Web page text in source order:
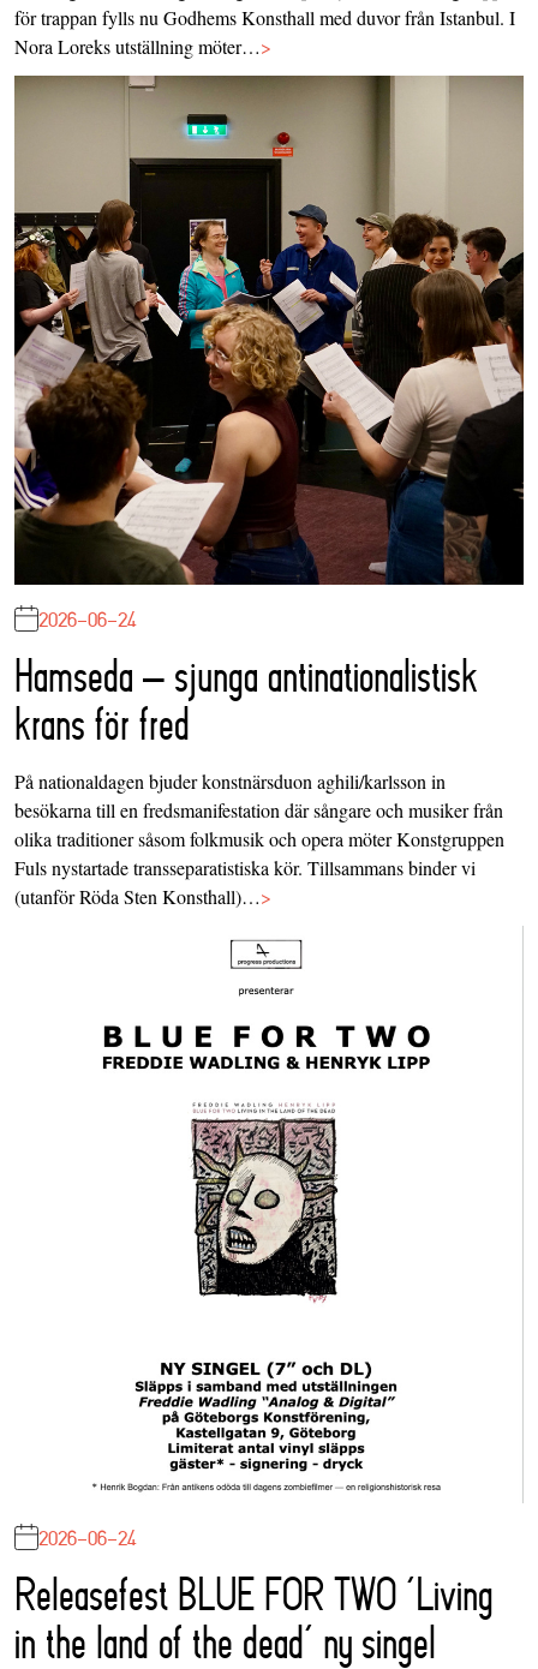
för trappan fylls nu Godhems Konsthall med duvor från Istanbul. I
Nora Loreks utställning möter…>
2026-06-24
Hamseda – sjunga antinationalistisk
krans för fred
På nationaldagen bjuder konstnärsduon aghili/karlsson in
besökarna till en fredsmanifestation där sångare och musiker från
olika traditioner såsom folkmusik och opera möter Konstgruppen
Fuls nystartade transseparatistiska kör. Tillsammans binder vi
(utanför Röda Sten Konsthall)…>
2026-06-24
Releasefest BLUE FOR TWO ‘Living
in the land of the dead’ ny singel